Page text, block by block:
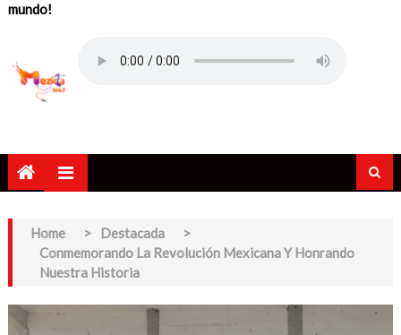
mundo!
Home > Destacada
>
Conmemorando La Revolución Mexicana Y Honrando
Nuestra Historia